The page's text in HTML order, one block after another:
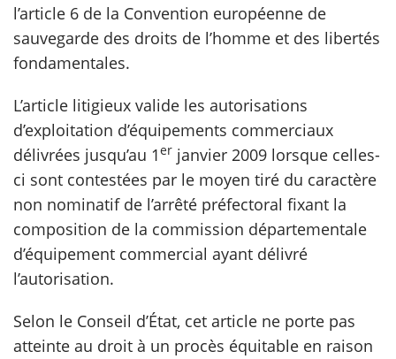
l’article 6 de la Convention européenne de
sauvegarde des droits de l’homme et des libertés
fondamentales.
L’article litigieux valide les autorisations
d’exploitation d’équipements commerciaux
délivrées jusqu’au 1er janvier 2009 lorsque celles-
ci sont contestées par le moyen tiré du caractère
non nominatif de l’arrêté préfectoral fixant la
composition de la commission départementale
d’équipement commercial ayant délivré
l’autorisation.
Selon le Conseil d’État, cet article ne porte pas
atteinte au droit à un procès équitable en raison